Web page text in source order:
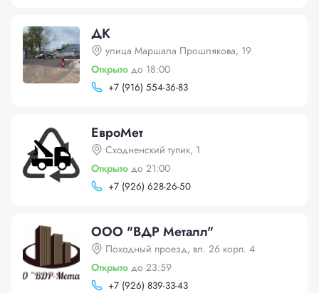
ДК
улица Маршала Прошлякова, 19
Открыто до 18:00
+7 (916) 554-36-83
ЕвроМет
Сходненский тупик, 1
Открыто до 21:00
+7 (926) 628-26-50
ООО "ВДР Металл"
Походный проезд, вл. 26 корп. 4
Открыто до 23:59
+7 (926) 839-33-43